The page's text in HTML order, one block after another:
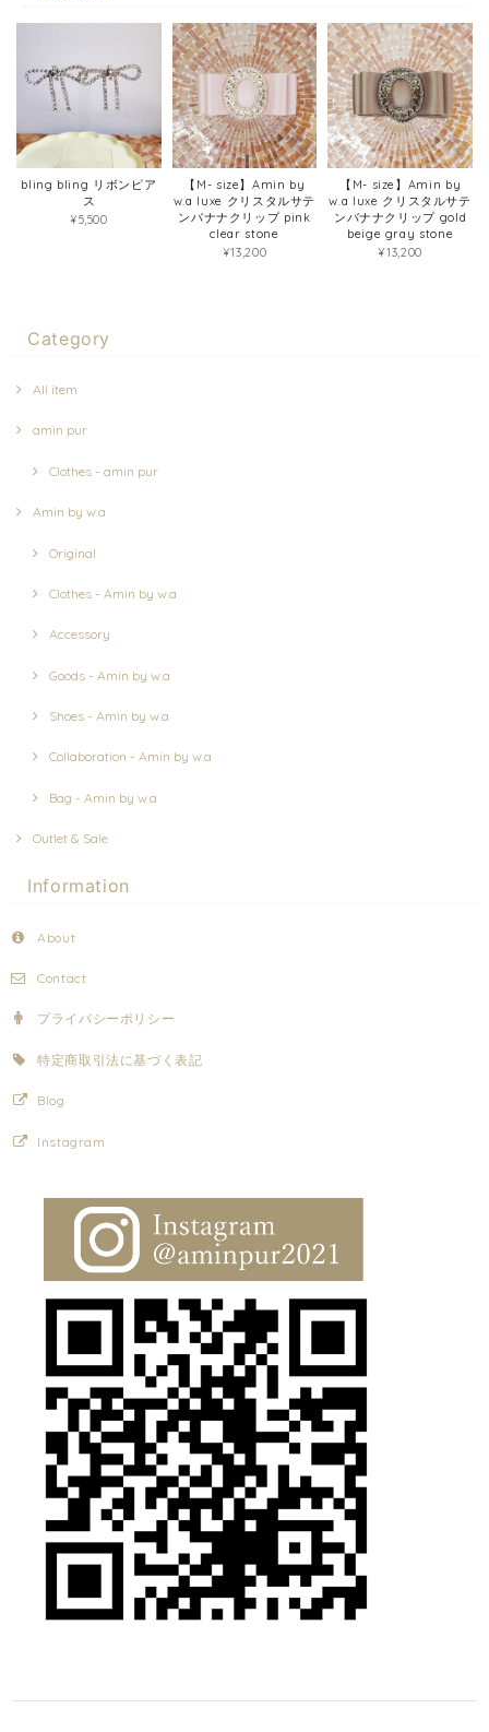
bling bling リボンピア
ス
¥5,500
【M- size】Amin by
w.a luxe クリスタルサテ
ンバナナクリップ pink
clear stone
¥13,200
【M- size】Amin by
w.a luxe クリスタルサテ
ンバナナクリップ gold
beige gray stone
¥13,200
Category
All item
amin pur
Clothes - amin pur
Amin by w.a
Original
Clothes - Amin by w.a
Accessory
Goods - Amin by w.a
Shoes - Amin by w.a
Collaboration - Amin by w.a
Bag - Amin by w.a
Outlet & Sale
Information
About
Contact
プライバシーポリシー
特定商取引法に基づく表記
Blog
Instagram